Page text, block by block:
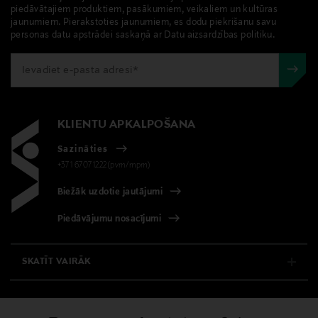
piedāvātajiem produktiem, pasākumiem, veikaliem un kultūras
jaunumiem. Pierakstoties jaunumiem, es dodu piekrišanu savu
personas datu apstrādei saskaņā ar Datu aizsardzības politiku.
KLIENTU APKALPOŠANA
Sazināties
+371 67071222(pvm/mpm)
Biežāk uzdotie jautājumi
Piedāvājumu nosacījumi
SKATĪT VAIRĀK